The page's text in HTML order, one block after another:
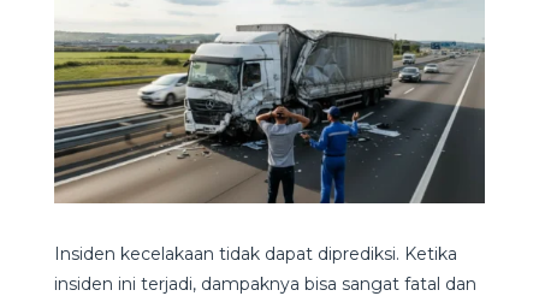
Insiden kecelakaan tidak dapat diprediksi. Ketika
insiden ini terjadi, dampaknya bisa sangat fatal dan